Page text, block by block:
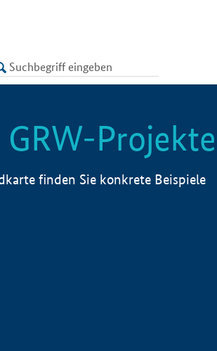
Projekte
finden Sie konkrete Beispiele